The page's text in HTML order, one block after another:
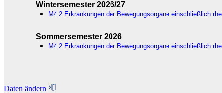
Wintersemester 2026/27
M4.2 Erkrankungen der Bewegungsorgane einschließlich
Sommersemester 2026
M4.2 Erkrankungen der Bewegungsorgane einschließlich
Daten ändern